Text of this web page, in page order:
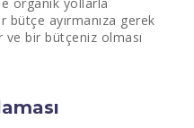
bütçe ayırmanıza gerek
bir bütçeniz olması